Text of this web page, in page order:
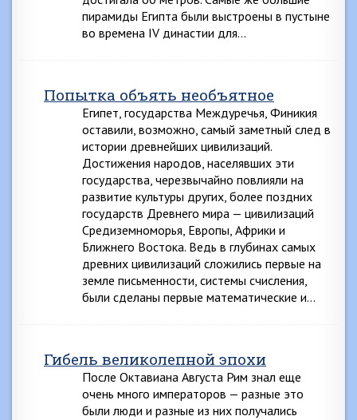
пирамиды Египта были выстроены в пустыне
во времена IV династии для…
Попытка объять необъятное
Египет, государства Междуречья, Финикия
оставили, возможно, самый заметный след в
истории древнейших цивилизаций.
Достижения народов, населявших эти
государства, черезвычайно повлияли на
развитие культуры других, более поздних
государств Древнего мира — цивилизаций
Средиземноморья, Европы, Африки и
Ближнего Востока. Ведь в глубинах самых
древних цивилизаций сложились первые на
земле письменности, системы счисления,
были сделаны первые математические и…
Гибель великолепной эпохи
После Октавиана Августа Рим знал еще
очень много императоров — разные это
были люди и разные из них получались